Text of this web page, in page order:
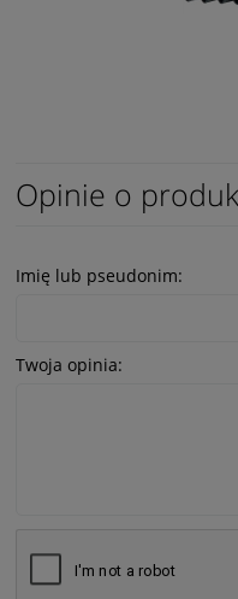
Opinie o
Imię lub pseudonim:
Twoja opinia: